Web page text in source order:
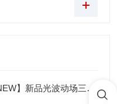
日本otsuka大塚电子株式会社【NEW】新品光波动场三次元显微镜MINUK